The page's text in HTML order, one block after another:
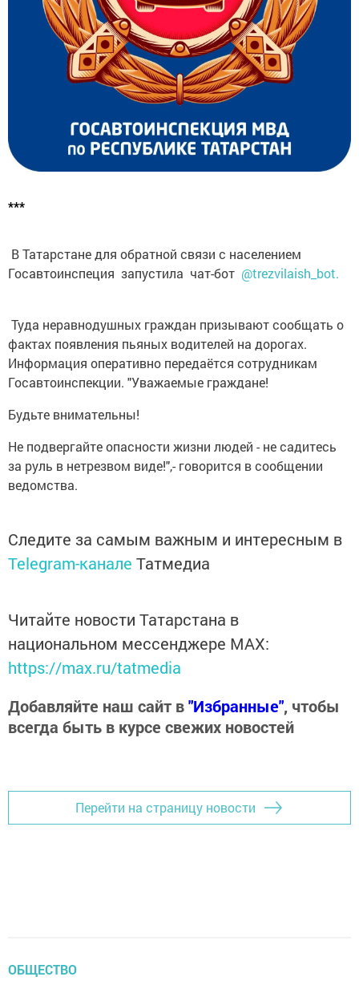
***
В Татарстане для обратной связи с населением
Госавтоинспеция запустила чат-бот @trezvilaish_bot.
Туда неравнодушных граждан призывают сообщать о
фактах появления пьяных водителей на дорогах.
Информация оперативно передаётся сотрудникам
Госавтоинспекции. "Уважаемые граждане!
Будьте внимательны!
Не подвергайте опасности жизни людей - не садитесь
за руль в нетрезвом виде!",- говорится в сообщении
ведомства.
Следите за самым важным и интересным в
Telegram-канале Татмедиа
Читайте новости Татарстана в
национальном мессенджере MАХ:
https://max.ru/tatmedia
Добавляйте наш сайт в"Избранные", чтобы
всегда быть в курсе свежих новостей
Перейти на страницу новости
ОБЩЕСТВО